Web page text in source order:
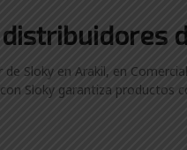
Sloky en Arakil, en
Sloky garantiza productos